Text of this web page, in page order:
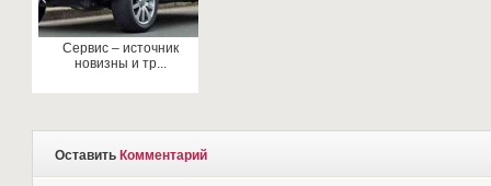
Сервис – источник
новизны и тр...
ОставитьКомментарий